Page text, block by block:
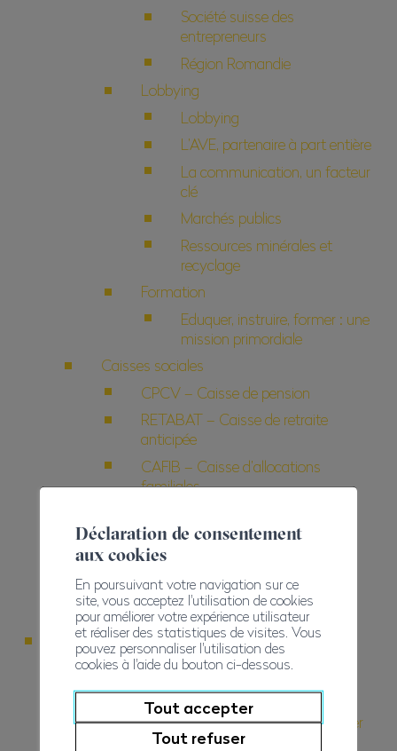
Société suisse des
entrepreneurs
Région Romandie
Lobbying
Lobbying
L’AVE, partenaire à part entière
La communication, un facteur
clé
Marchés publics
Ressources minérales et
recyclage
Formation
Eduquer, instruire, former : une
mission primordiale
Caisses sociales
CPCV – Caisse de pension
RETABAT – Caisse de retraite
anticipée
CAFIB – Caisse d’allocations
familiales
maladie
Finances
Finances
Comptes
2022
Portrait
Message du Président
Des partenariats à consolider
dans l’intérêt des entreprises
Déclaration de consentement
aux cookies
En poursuivant votre navigation sur ce
site, vous acceptez l'utilisation de cookies
pour améliorer votre expérience utilisateur
et réaliser des statistiques de visites. Vous
pouvez personnaliser l'utilisation des
cookies à l'aide du bouton ci-dessous.
Tout accepter
Tout refuser